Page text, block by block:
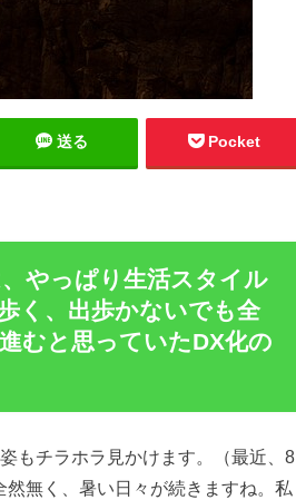
送る Pocket
やっぱり生活スタイル
く、出歩かないでも全
むと思っていたDX化の
もチラホラ見かけます。（最近、8
無く、暑い日々が続きますね。私